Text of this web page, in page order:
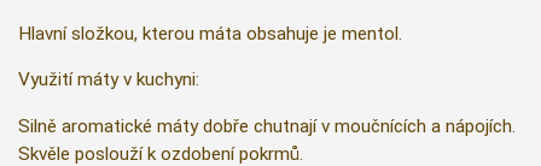
Hlavní složkou, kterou máta obsahuje je mentol.
Využití máty v kuchyni:
Silně aromatické máty dobře chutnají v moučnících a nápojích.
Skvěle poslouží k ozdobení pokrmů.